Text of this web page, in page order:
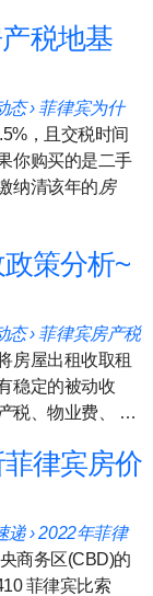
税地基
态 › 菲律宾为什
，且交税时间
你购买的是二手
纳清该年的房
策分析~
态 › 菲律宾房产税
房屋出租收取租
稳定的被动收
税、物业费、 …
律宾房价
递 › 2022年菲律
商务区(CBD)的
菲律宾比索